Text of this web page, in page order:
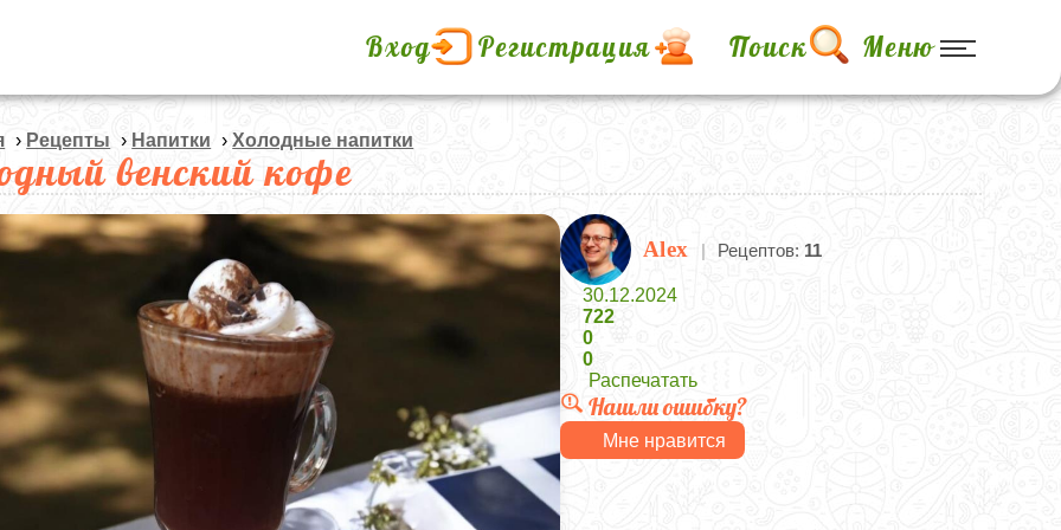
Вход Регистрация Поиск Меню
› Рецепты › Напитки ›Холодные напитки
венский кофе
Alex | Рецептов: 11
30.12.2024
722
0
0
Распечатать
Нашли ошибку?
Мне нравится